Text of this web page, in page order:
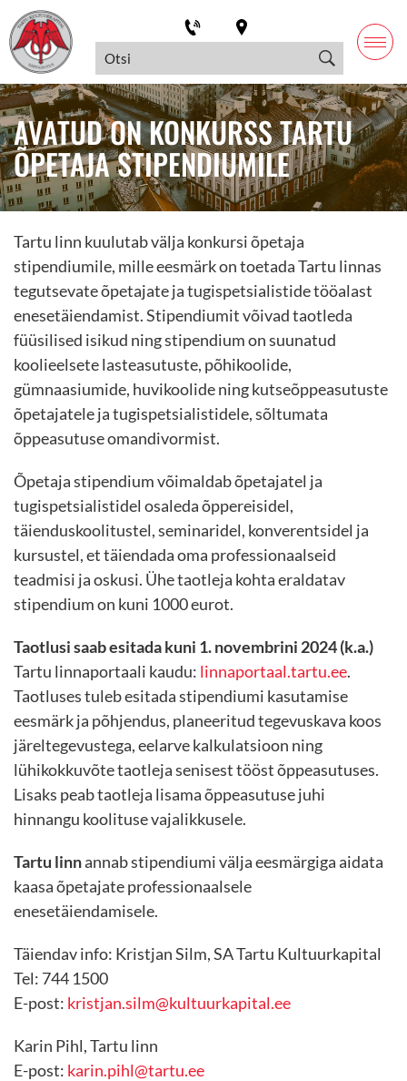
AVATUD ON KONKURSS TARTU
ÕPETAJA STIPENDIUMILE
Tartu linn kuulutab välja konkursi õpetaja
stipendiumile, mille eesmärk on toetada Tartu linnas
tegutsevate õpetajate ja tugispetsialistide tööalast
enesetäiendamist. Stipendiumit võivad taotleda
füüsilised isikud ning stipendium on suunatud
koolieelsete lasteasutuste, põhikoolide,
gümnaasiumide, huvikoolide ning kutseõppeasutuste
õpetajatele ja tugispetsialistidele, sõltumata
õppeasutuse omandivormist.
Õpetaja stipendium võimaldab õpetajatel ja
tugispetsialistidel osaleda õppereisidel,
täienduskoolitustel, seminaridel, konverentsidel ja
kursustel, et täiendada oma professionaalseid
teadmisi ja oskusi. Ühe taotleja kohta eraldatav
stipendium on kuni 1000 eurot.
Taotlusi saab esitada kuni 1. novembrini 2024 (k.a.)
Tartu linnaportaali kaudu: linnaportaal.tartu.ee.
Taotluses tuleb esitada stipendiumi kasutamise
eesmärk ja põhjendus, planeeritud tegevuskava koos
järeltegevustega, eelarve kalkulatsioon ning
lühikokkuvõte taotleja senisest tööst õppeasutuses.
Lisaks peab taotleja lisama õppeasutuse juhi
hinnangu koolituse vajalikkusele.
Tartu linnannab stipendiumi välja eesmärgiga aidata
kaasa õpetajate professionaalsele
enesetäiendamisele.
Täiendav info: Kristjan Silm, SA Tartu Kultuurkapital
Tel: 744 1500
E-post: kristjan.silm@kultuurkapital.ee
Karin Pihl, Tartu linn
E-post: karin.pihl@tartu.ee